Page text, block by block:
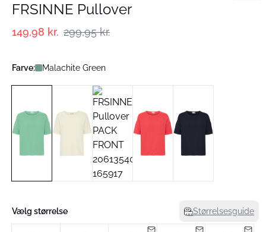
FRSINNE Pullover
149,98 kr. 299,95 kr.
Farve: Malachite Green
Vælg størrelse Størrelsesguide